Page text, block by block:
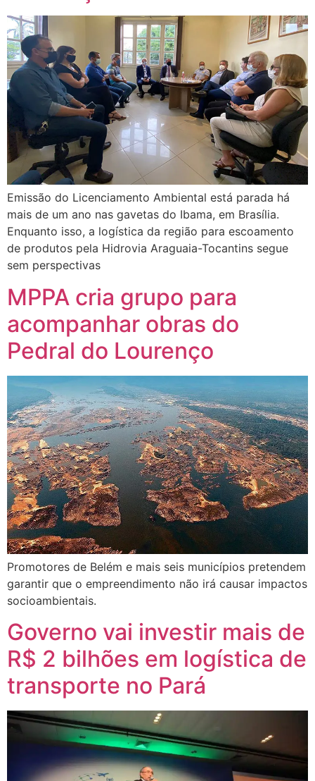
Emissão do Licenciamento Ambiental está parada há
mais de um ano nas gavetas do Ibama, em Brasília.
Enquanto isso, a logística da região para escoamento
de produtos pela Hidrovia Araguaia-Tocantins segue
sem perspectivas
MPPA cria grupo para
acompanhar obras do
Pedral do Lourenço
Promotores de Belém e mais seis municípios pretendem
garantir que o empreendimento não irá causar impactos
socioambientais.
Governo vai investir mais de
R$ 2 bilhões em logística de
transporte no Pará